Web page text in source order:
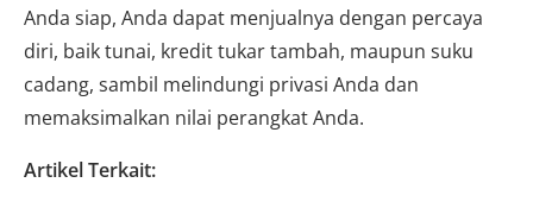
Anda siap, Anda dapat menjualnya dengan percaya
diri, baik tunai, kredit tukar tambah, maupun suku
cadang, sambil melindungi privasi Anda dan
memaksimalkan nilai perangkat Anda.
Artikel Terkait: